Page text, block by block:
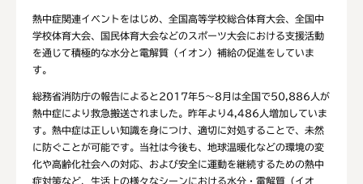
熱中症関連イベントをはじめ、全国高等学校総合体育大会、全国中
学校体育大会、国民体育大会などのスポーツ大会における支援活動
を通じて積極的な水分と電解質（イオン）補給の促進をしていま
す。
総務省消防庁の報告によると2017年5～8月は全国で50,886人が
熱中症により救急搬送されました。昨年より4,486人増加していま
す。熱中症は正しい知識を身につけ、適切に対処することで、未然
に防ぐことが可能です。当社は今後も、地球温暖化などの環境の変
化や高齢化社会への対応、および安全に運動を継続するための熱中
症対策など、生活上の様々なシーンにおける水分・電解質（イオ